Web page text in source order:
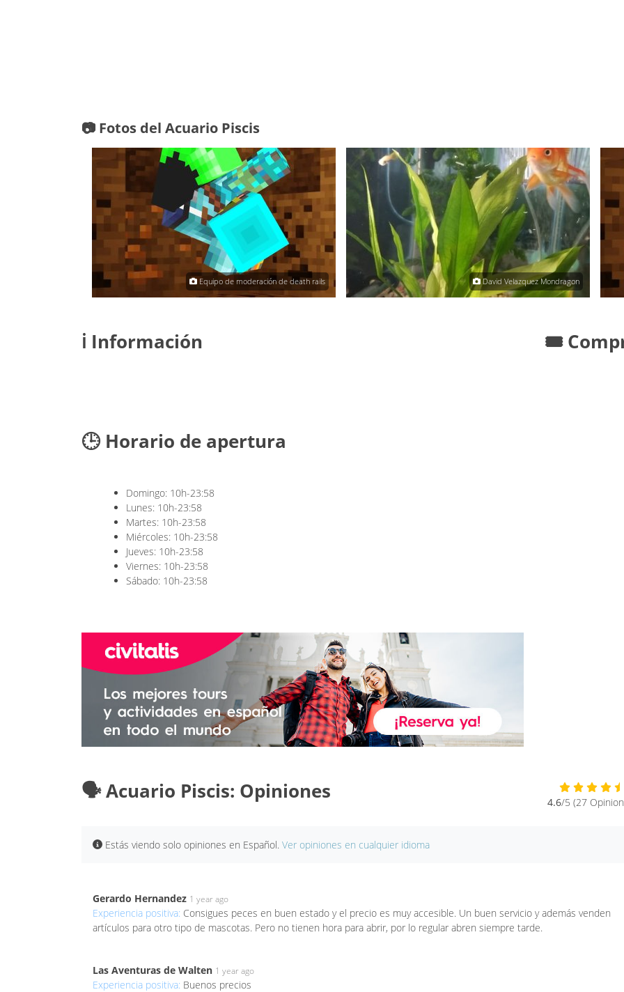
📷 Fotos del Acuario Piscis
Equipo de moderación de death rails David Velazquez Mondragon
ℹ️ Información
🕒 Horario de apertura
Domingo: 10h-23:58
Lunes: 10h-23:58
Martes: 10h-23:58
Miércoles: 10h-23:58
Jueves: 10h-23:58
Viernes: 10h-23:58
Sábado: 10h-23:58
🎟️
🗣️ Acuario Piscis: Opiniones 4.6/5 (27
Estás viendo solo opiniones en Español. Ver opiniones en cualquier idioma
Gerardo Hernandez 1 year ago
Experiencia positiva: Consigues peces en buen estado y el precio es muy accesible. Un buen servicio y además venden
artículos para otro tipo de mascotas. Pero no tienen hora para abrir, por lo regular abren siempre tarde.
Las Aventuras de Walten 1 year ago
Experiencia positiva: Buenos precios